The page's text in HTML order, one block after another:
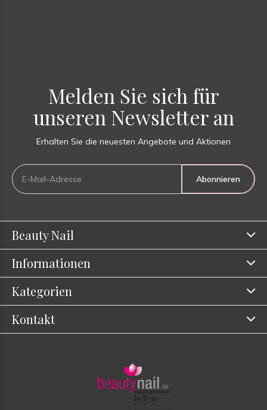
Melden Sie sich für
unseren Newsletter an
Erhalten Sie die neuesten Angebote und Aktionen
Abonnieren
Beauty Nail
Informationen
Kategorien
Kontakt